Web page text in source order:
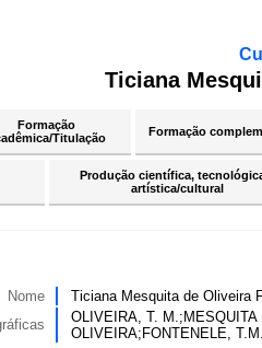
Ticiana
Formação
Titulação
Formação
Produção científica,
artística/cultural
Nome
Ticiana Mesquita de Oliveira
OLIVEIRA, T.
OLIVEIRA;FONTENELE,